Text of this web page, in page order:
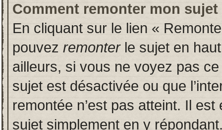
Comment remonter mon sujet
En cliquant sur le lien «
pouvez remonterle sujet en
ailleurs, si vous ne voyez pas
sujet est désactivée ou que
remontée n’est pas atteint. Il
sujet simplement en y